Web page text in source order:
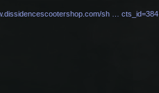
sh … cts_id=384